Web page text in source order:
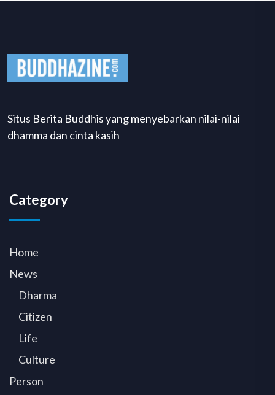
Situs Berita Buddhis yang menyebarkan nilai-nilai
dhamma dan cinta kasih
Category
Home
News
Dharma
Citizen
Life
Culture
Person